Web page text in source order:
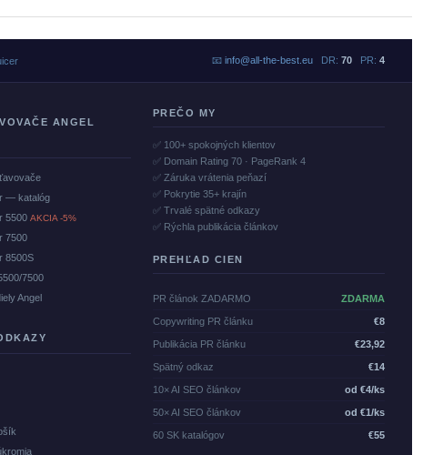
📧 info@all-the-best.euDR: 70PR: 4
ANGEL
— katalóg
5500 AKCIA -5%
7500
8500S
7500
Angel
PREČO MY
✅ 100+ spokojných klientov
✅ Domain Rating 70 · PageRank 4
✅ Záruka vrátenia peňazí
✅ Pokrytie 35+ krajín
✅ Trvalé spätné odkazy
✅ Rýchla publikácia článkov
PREHĽAD CIEN
PR článok ZADARMO ZDARMA
Copywriting PR článku €8
Publikácia PR článku €23,92
Spätný odkaz €14
10× AI SEO článkov od €4/ks
50× AI SEO článkov od €1/ks
60 SK katalógov €55